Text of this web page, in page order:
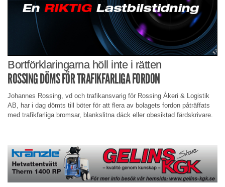
Bortförklaringarna höll inte i rätten
ROSSING DÖMS FÖR TRAFIKFARLIGA FORDON
Johannes Rossing, vd och trafikansvarig för Rossing Åkeri & Logistik
AB, har i dag dömts till böter för att flera av bolagets fordon påträffats
med trafikfarliga bromsar, blankslitna däck eller obesiktad färdskrivare.